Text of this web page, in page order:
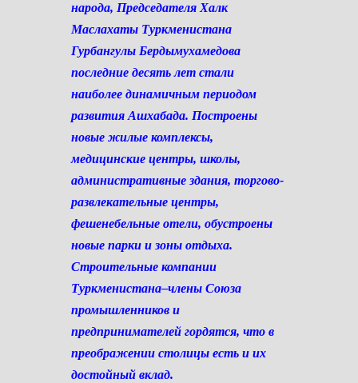
народа, Председателя Халк
Маслахаты Туркменистана
Гурбангулы Бердымухамедова
последние десять лет стали
наиболее динамичным периодом
развития Ашхабада. Построены
новые жилые комплексы,
медицинские цент­ры, школы,
административные здания, торгово-
развлекательные центры,
фешенебельные отели, обустроены
новые парки и зоны отдыха.
Строительные компании
Туркменистана–члены Союза
промышленников и
предпринимателей гордятся, что в
преображении столицы есть и их
достойный вклад.